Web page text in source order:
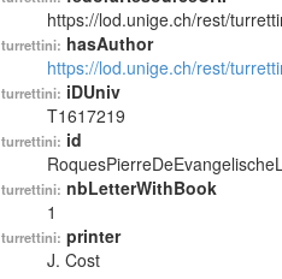
https://lod.unige.ch/rest/
turrettini: hasAuthor
https://lod.unige.ch/rest/
turrettini: iDUniv
T1617219
turrettini: id
turrettini: nbLetterWithBook
1
turrettini: printer
J. Cost